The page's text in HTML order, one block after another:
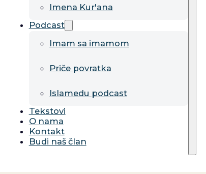
Imena Kur'ana
Podcast
Imam sa imamom
Priče povratka
Islamedu podcast
Tekstovi
O nama
Kontakt
Budi naš član